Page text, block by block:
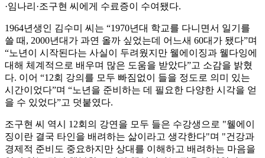
·임나리·조구현 씨에게 수료증이 수여됐다.
1964년생인 김수미 씨는 “1970년대 학교를 다니면서 일기를
쓸 때, 2000년대가 과연 올까 싶었는데 어느새 60대가 됐다”며
“노년이 시작된다는 사실이 두려웠지만 웰에이징과 웰다잉에
대해 체계적으로 배우며 많은 도움을 받았다”고 소감을 밝혔
다. 이어 “12회 강의를 모두 빠짐없이 들을 정도로 의미 있는
시간이었다”며 “노년을 준비하는 데 필요한 다양한 시각을 얻
을 수 있었다”고 덧붙였다.
조구현 씨 역시 12회의 강연을 모두 들은 수강생으로 "웰에이
징이란 결국 타인을 배려하는 삶이라고 생각한다"며 "건강과
경제적 준비도 중요하지만 상대를 이해하고 배려하는 마음을